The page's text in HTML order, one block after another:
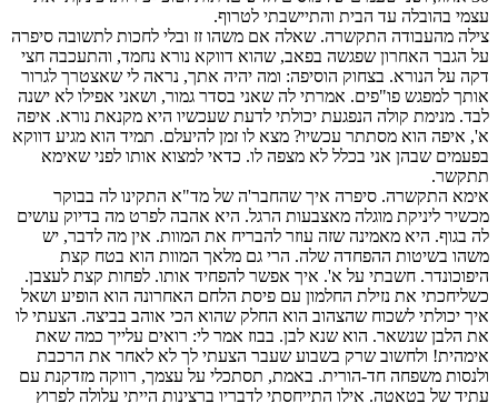
עצמי בהובלה עד הבית והתיישבתי לטרוף.
צילה מהעבודה התקשרה. שאלה אם משהו זז ובלי לחכות לתשובה סיפרה
על הגבר האחרון שפגשה בפאב, שהוא דווקא נורא נחמד, והתעכבה חצי
דקה על הנורא. בצחוק הוסיפה: ומה יהיה אתך, נראה לי שאצטרך לגרור
אותך למפגש פו"פים. אמרתי לה שאני בסדר גמור, ושאני אפילו לא ישנה
לבד. מנימת קולה הנפגעת יכולתי לדעת שעכשיו היא מקנאת נורא. איפה
א', איפה הוא מסתתר עכשיו? מצא לו זמן להיעלם. תמיד הוא מגיע דווקא
בפעמים שבהן אני בכלל לא מצפה לו. כדאי למצוא אותו לפני שאימא
תתקשר.
אימא התקשרה. סיפרה איך שהחבר'ה של מד"א התקינו לה בבוקר
מכשיר ליניקת מוגלה מאצבעות הרגל. היא אהבה לפרט מה בדיוק עושים
לה בגוף. היא מאמינה שזה עוזר להבריח את המוות. אין מה לדבר, יש
משהו בשיטות ההפחדה שלה. הרי גם מלאך המוות הוא בטח קצת
היפוכונדר. חשבתי על א'. איך אפשר להפחיד אותו. לפחות קצת לעצבן.
כשליחכתי את נזילת החלמון עם פיסת הלחם האחרונה הוא הופיע ושאל
איך יכולתי לשכוח שהצהוב הוא החלק שהוא הכי אוהב בביצה. הצעתי לו
את הלבן שנשאר. הוא שנא לבן. בבוז אמר לי: רואים עלייך כמה שאת
אימהית! ולחשוב שרק בשבוע שעבר הצעתי לך לא לאחר את הרכבת
ולנסות משפחה חד-הורית. באמת, תסתכלי על עצמך, רווקה מזדקנת עם
עתיד של בטאטה. אילו התייחסתי לדבריו ברצינות הייתי עלולה לפרוץ